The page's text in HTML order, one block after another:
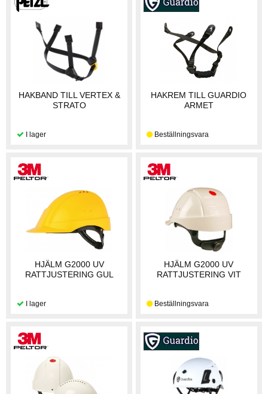
HAKBAND TILL VERTEX &
STRATO
HAKREM TILL GUARDIO
ARMET
HJÄLM G2000 UV
RATTJUSTERING GUL
HJÄLM G2000 UV
RATTJUSTERING VIT